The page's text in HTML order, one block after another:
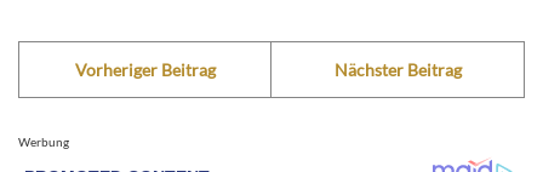
Vorheriger Beitrag Nächster Beitrag
Werbung